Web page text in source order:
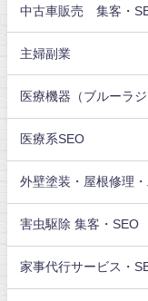
中古車販売 集客・
主婦副業
医療機器（ブルーラ
医療系SEO
外壁塗装・屋根修理
害虫駆除 集客・SEO
家事代行サービス・